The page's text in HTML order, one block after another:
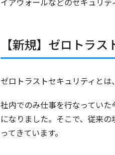
【新規】ゼロトラス
ゼロトラストセキュリティと
社内でのみ仕事を行なってい
になりました。そこで、従来
ってきています。